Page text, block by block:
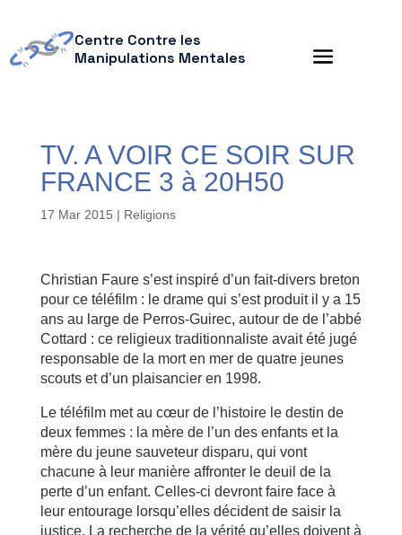
Centre Contre les
Manipulations Mentales
TV. A VOIR CE SOIR SUR
FRANCE 3 à 20H50
17 Mar 2015 | Religions
Christian Faure s’est inspiré d’un fait-divers breton
pour ce téléfilm : le drame qui s’est produit il y a 15
ans au large de Perros-Guirec, autour de de l’abbé
Cottard : ce religieux traditionnaliste avait été jugé
responsable de la mort en mer de quatre jeunes
scouts et d’un plaisancier en 1998.
Le téléfilm met au cœur de l’histoire le destin de
deux femmes : la mère de l’un des enfants et la
mère du jeune sauveteur disparu, qui vont
chacune à leur manière affronter le deuil de la
perte d’un enfant. Celles-ci devront faire face à
leur entourage lorsqu’elles décident de saisir la
justice. La recherche de la vérité qu’elles doivent à